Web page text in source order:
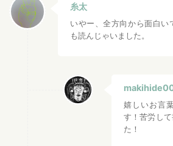
糸太
いやー、全方向から面白い
も読んじゃいました。
嬉しいお言
す！苦労し
た！